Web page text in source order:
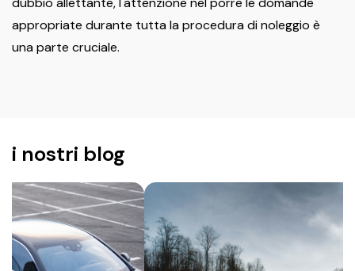
appropriate durante tutta la procedura di noleggio è
una parte cruciale.
i nostri blog